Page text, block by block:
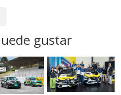
gustar